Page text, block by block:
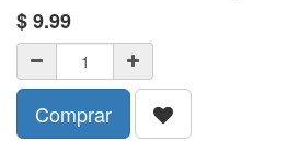
$9.99
Comprar